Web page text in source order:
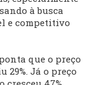
à busca
e competitivo
que o preço
Já o preço